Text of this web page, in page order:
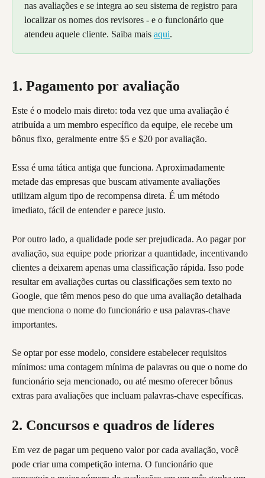
nas avaliações e se integra ao seu sistema de registro para
localizar os nomes dos revisores - e o funcionário que
atendeu aquele cliente. Saiba mais aqui.
1. Pagamento por avaliação
Este é o modelo mais direto: toda vez que uma avaliação é
atribuída a um membro específico da equipe, ele recebe um
bônus fixo, geralmente entre $5 e $20 por avaliação.
Essa é uma tática antiga que funciona. Aproximadamente
metade das empresas que buscam ativamente avaliações
utilizam algum tipo de recompensa direta. É um método
imediato, fácil de entender e parece justo.
Por outro lado, a qualidade pode ser prejudicada. Ao pagar por
avaliação, sua equipe pode priorizar a quantidade, incentivando
clientes a deixarem apenas uma classificação rápida. Isso pode
resultar em avaliações curtas ou classificações sem texto no
Google, que têm menos peso do que uma avaliação detalhada
que menciona o nome do funcionário e usa palavras-chave
importantes.
Se optar por esse modelo, considere estabelecer requisitos
mínimos: uma contagem mínima de palavras ou que o nome do
funcionário seja mencionado, ou até mesmo oferecer bônus
extras para avaliações que incluam palavras-chave específicas.
2. Concursos e quadros de líderes
Em vez de pagar um pequeno valor por cada avaliação, você
pode criar uma competição interna. O funcionário que